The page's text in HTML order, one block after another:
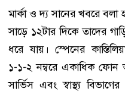
মার্কা ও দ্য সানের খবরে
সাড়ে ১২টার দিকে তাদের
ধরে যায়। স্পেনের
১-১-২ নম্বরে একাধিক ফোন
সার্ভিস এবং স্বাস্থ্য